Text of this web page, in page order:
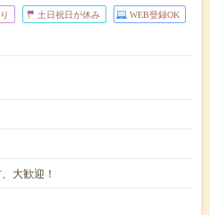
土日祝日が休み WEB登録OK
大歓迎！